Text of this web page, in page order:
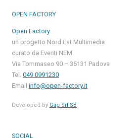
OPEN FACTORY
Open Factory
un progetto Nord Est Multimedia
curato da Eventi NEM
Via Tommaseo 90 – 35131 Padova
Tel. 049 0991230
Email info@open-factory.it
Developed by Gag Srl SB
SOCIAL